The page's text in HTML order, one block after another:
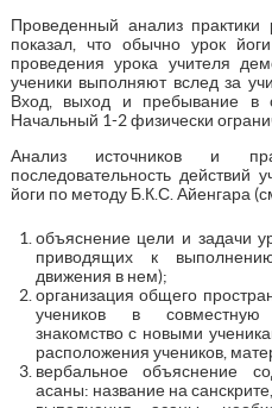
Проведенный анализ практики
показал, что обычно урок
проведения урока учителя
ученики выполняют вслед за
Вход, выход и пребывание в
Начальный 1-2 физически
Анализ источников и
последовательность действий
йоги по методу Б.К.С. Айенгара
объяснение цели и задачи
приводящих к
движения в нем);
организация общего
учеников в совместную
знакомство с новыми
расположения учеников,
вербальное объяснение
асаны: название на